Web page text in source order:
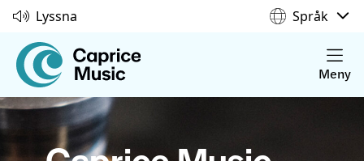
Lyssna Språk
Meny